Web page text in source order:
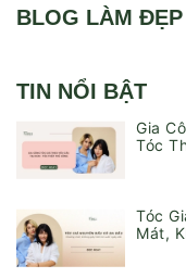
BLOG LÀM ĐẸP
TIN NỔI BẬT
Gia
Tóc
Tóc
Mát,